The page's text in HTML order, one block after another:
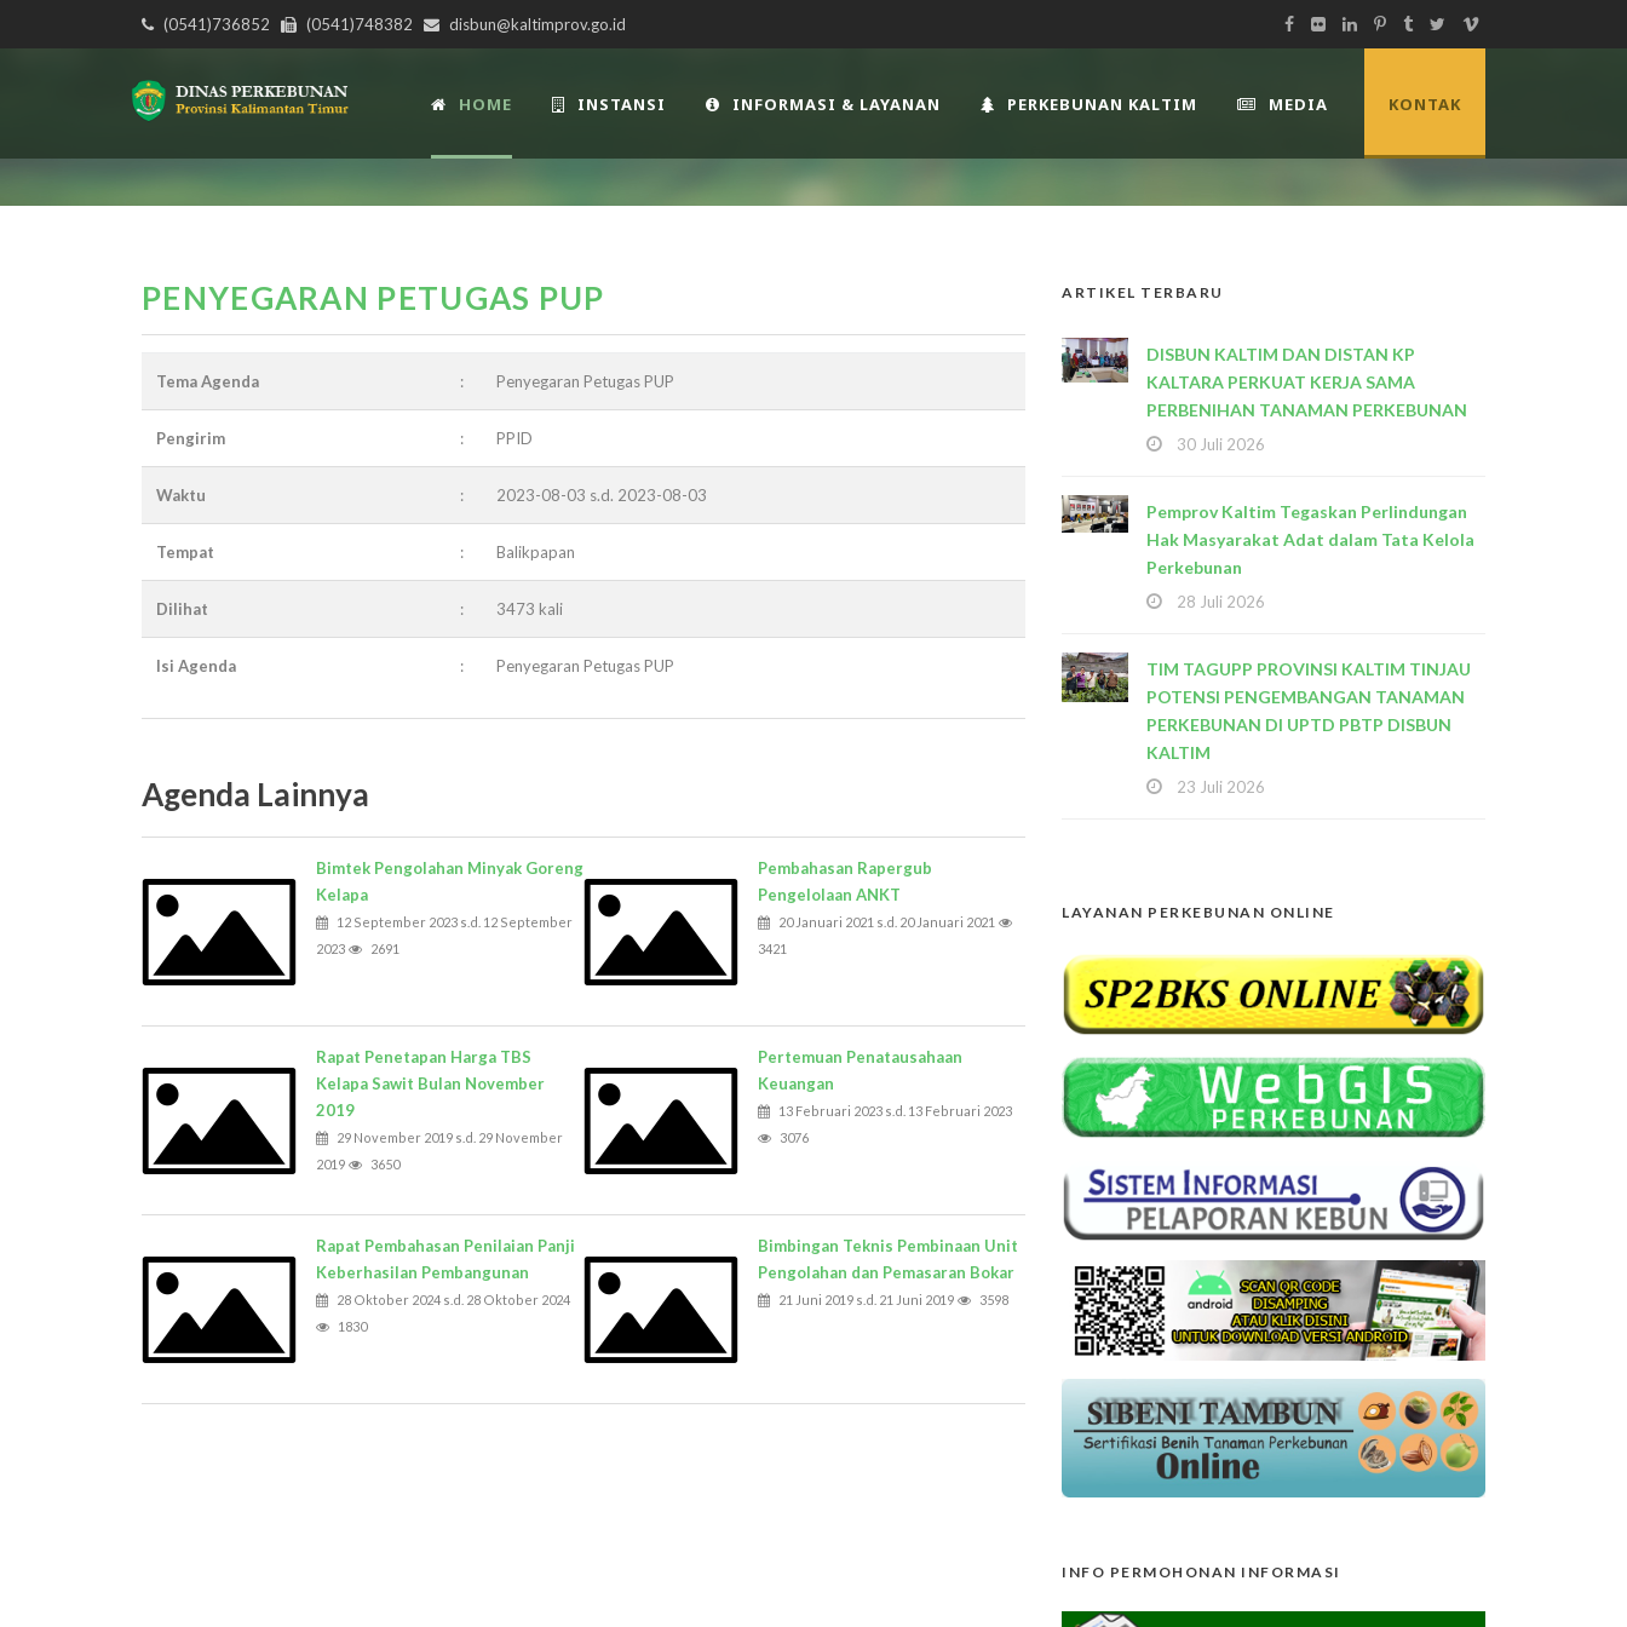
(0541)736852 (0541)748382 disbun@kaltimprov.go.id
HOME INSTANSI INFORMASI & LAYANAN PERKEBUNAN KALTIM MEDIA KONTAK
PENYEGARAN PETUGAS PUP
Tema Agenda : Penyegaran Petugas PUP
Pengirim : PPID
Waktu : 2023-08-03 s.d. 2023-08-03
Tempat : Balikpapan
Dilihat : 3473 kali
Isi Agenda : Penyegaran Petugas PUP
Agenda Lainnya
Bimtek Pengolahan Minyak Goreng
Kelapa
12 September 2023 s.d. 12 September
2023
2691
Rapat Penetapan Harga TBS
Kelapa Sawit Bulan November
2019
29 November 2019 s.d. 29 November
2019
3650
Rapat Pembahasan Penilaian Panji
Keberhasilan Pembangunan
28 Oktober 2024 s.d. 28 Oktober 2024
1830
Pembahasan Rapergub
Pengelolaan ANKT
20 Januari 2021 s.d. 20 Januari 2021
3421
Pertemuan Penatausahaan
Keuangan
13 Februari 2023 s.d. 13 Februari 2023
3076
Bimbingan Teknis Pembinaan Unit
Pengolahan dan Pemasaran Bokar
21 Juni 2019 s.d. 21 Juni 2019 3598
ARTIKEL TERBARU
DISBUN KALTIM DAN DISTAN KP
KALTARA PERKUAT KERJA SAMA
PERBENIHAN TANAMAN PERKEBUNAN
30 Juli 2026
Pemprov Kaltim Tegaskan Perlindungan
Hak Masyarakat Adat dalam Tata Kelola
Perkebunan
28 Juli 2026
TIM TAGUPP PROVINSI KALTIM TINJAU
POTENSI PENGEMBANGAN TANAMAN
PERKEBUNAN DI UPTD PBTP DISBUN
KALTIM
23 Juli 2026
LAYANAN PERKEBUNAN ONLINE
INFO PERMOHONAN INFORMASI